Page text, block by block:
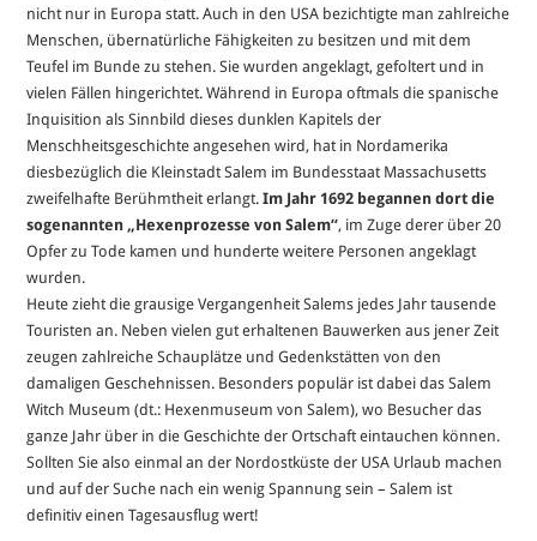
nicht nur in Europa statt. Auch in den USA bezichtigte man zahlreiche
Menschen, übernatürliche Fähigkeiten zu besitzen und mit dem
Teufel im Bunde zu stehen. Sie wurden angeklagt, gefoltert und in
vielen Fällen hingerichtet. Während in Europa oftmals die spanische
Inquisition als Sinnbild dieses dunklen Kapitels der
Menschheitsgeschichte angesehen wird, hat in Nordamerika
diesbezüglich die Kleinstadt Salem im Bundesstaat Massachusetts
zweifelhafte Berühmtheit erlangt.Im Jahr 1692 begannen dort die
sogenannten „Hexenprozesse von Salem“, im Zuge derer über 20
Opfer zu Tode kamen und hunderte weitere Personen angeklagt
wurden.
Heute zieht die grausige Vergangenheit Salems jedes Jahr tausende
Touristen an. Neben vielen gut erhaltenen Bauwerken aus jener Zeit
zeugen zahlreiche Schauplätze und Gedenkstätten von den
damaligen Geschehnissen. Besonders populär ist dabei das Salem
Witch Museum (dt.: Hexenmuseum von Salem), wo Besucher das
ganze Jahr über in die Geschichte der Ortschaft eintauchen können.
Sollten Sie also einmal an der Nordostküste der USA Urlaub machen
und auf der Suche nach ein wenig Spannung sein – Salem ist
definitiv einen Tagesausflug wert!